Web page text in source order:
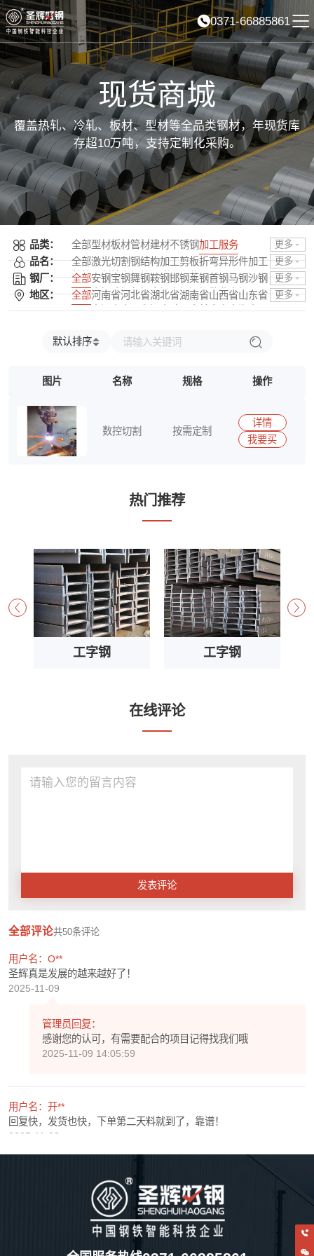
0371-66885861
现货商城
覆盖热轧、冷轧、板材、型材等全品类钢材，年现货库
存超10万吨，支持定制化采购。
品类： 全部型材板材管材建材不锈钢加工服务 更多
品名： 全部激光切割钢结构加工剪板折弯异形件加工
数控切割精密焊接C型钢U型钢
更多
钢厂： 全部安钢宝钢舞钢鞍钢邯钢莱钢首钢马钢沙钢
普阳南钢武钢包钢太钢山钢酒钢敬业本钢日照
唐钢 石横 柳钢 湘钢 龙钢 济钢 中天 攀钢 韶钢
广钢
更多
地区： 全部河南省河北省湖北省湖南省山西省山东省
吉林省辽宁省黑龙江省陕西省甘肃省青海省
广东省
海南省四川省贵州省
广西壮族自治区
西藏自治区香港特别行政区
更多
默认排序
图片 名称 规格 操作
数控切割 按需定制
详情
我要买
热门推荐
工字钢 工字钢
在线评论
发表评论
全部评论共50条评论
用户名：O**
圣辉真是发展的越来越好了！
2025-11-09
管理员回复：
感谢您的认可，有需要配合的项目记得找我们哦
2025-11-09 14:05:59
用户名：开**
回复快，发货也快，下单第二天料就到了，靠谱！
2025-11-08
感谢您的认可，期待以后和您还有很多次愉快的合作！
2025-11-08 14:06:11